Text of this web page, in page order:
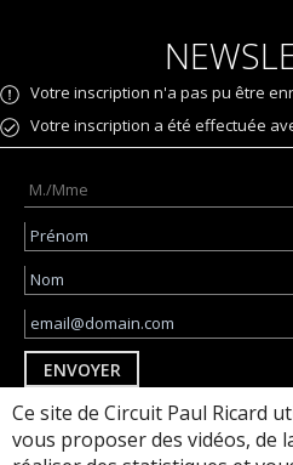
Votre inscription n'a pas pu être
Votre inscription a été effectuée
ENVOYER
par
Ce site de Circuit Paul Ricard
vous proposer des vidéos, de